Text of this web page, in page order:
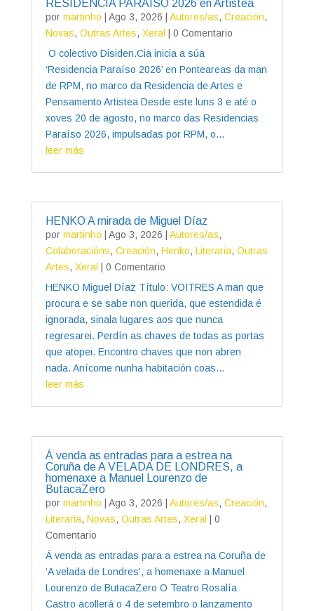
RESIDENCIA PARAÍSO 2026 en Artistea
por martinho Ago 3, 2026 Autores/as, Creación,
Novas, Outras Artes, Xeral
| 0 Comentario
O colectivo Disiden.Cia inicia a súa
‘Residencia Paraíso 2026’ en Ponteareas da man
de RPM, no marco da Residencia de Artes e
Pensamento Artistea Desde este luns 3 e até o
xoves 20 de agosto, no marco das Residencias
Paraíso 2026, impulsadas por RPM, o...
leer más
HENKO A mirada de Miguel Díaz
por martinho Ago 3, 2026 Autores/as,
Colaboracións, Creación, Henko, Literaria, Outras
Artes, Xeral
| 0 Comentario
HENKO Miguel Díaz Título: VOITRES A man que
procura e se sabe non querida, que estendida é
ignorada, sinala lugares aos que nunca
regresarei. Perdín as chaves de todas as portas
que atopei. Encontro chaves que non abren
nada. Anícome nunha habitación coas...
leer más
Á venda as entradas para a estrea na
Coruña de A VELADA DE LONDRES, a
homenaxe a Manuel Lourenzo de
ButacaZero
por martinho Ago 3, 2026 Autores/as, Creación,
Literaria, Novas, Outras Artes, Xeral
| 0
Comentario
Á venda as entradas para a estrea na Coruña de
‘A velada de Londres’, a homenaxe a Manuel
Lourenzo de ButacaZero O Teatro Rosalía
Castro acollerá o 4 de setembro o lanzamento